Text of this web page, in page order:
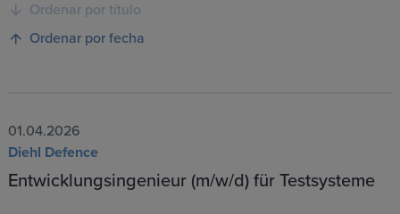
Ordenar por título
Ordenar por fecha
01.04.2026
Diehl Defence
Entwicklungsingenieur (m/w/d) für Testsysteme